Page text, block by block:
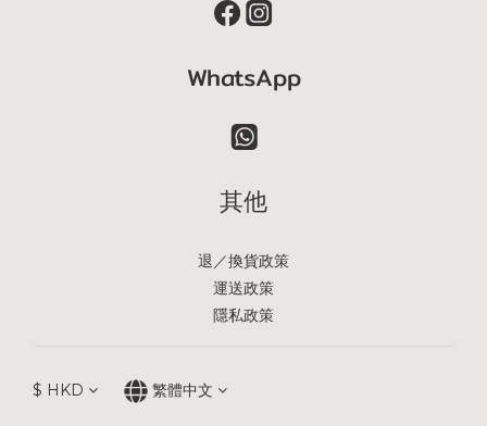
WhatsApp
其他
退／換貨政策
運送政策
隱私政策
$ HKD 繁體中文